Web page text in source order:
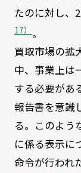
たのに対し、
17） 。
買取市場の拡
中、事業上は
する必要があ
報告書を意識
る。このよう
に係る表示に
命令が行われ